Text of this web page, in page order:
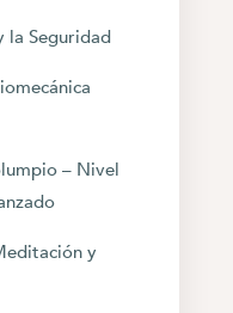
la Seguridad
– Nivel
y